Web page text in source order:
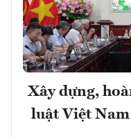
Xây dựng,
luật Việt